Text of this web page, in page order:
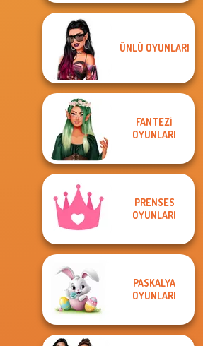
ÜNLÜ OYUNLARI
FANTEZI
OYUNLARI
PRENSES
OYUNLARI
PASKALYA
OYUNLARI